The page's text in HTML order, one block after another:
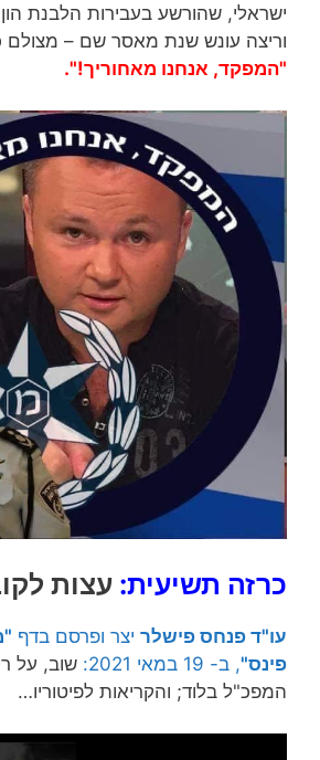
ישראלי, שהורשע בעבירות הלבנת
וריצה עונש שנת מאסר שם – מצולם
"המפקד, אנחנו מאחוריך!".
כרזה תשיעית: עצות
עו"ד פנחס פישלר יצר ופרסם בדף
פינס", ב- 19 במאי 2021:
שוב, על
המפכ"ל בלוד; והקריאות לפיטוריו…